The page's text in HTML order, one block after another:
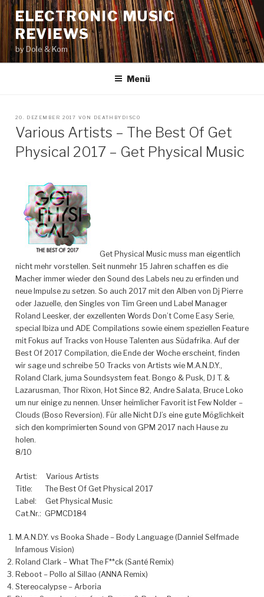
Zum
Inhalt
springen
ELECTRONIC MUSIC
REVIEWS
by Dole & Kom
Menü
VERÖFFENTLICHT
20. DEZEMBER 2017 VON DEATHBYDISCO
Various Artists – The Best Of Get
Physical 2017 – Get Physical Music
Get Physical Music muss man eigentlich
nicht mehr vorstellen. Seit nunmehr 15 Jahren schaffen es die
Macher immer wieder den Sound des Labels neu zu erfinden und
neue Impulse zu setzen. So auch 2017 mit den Alben von Dj Pierre
oder Jazuelle, den Singles von Tim Green und Label Manager
Roland Leesker, der exzellenten Words Don’t Come Easy Serie,
special Ibiza und ADE Compilations sowie einem speziellen Feature
mit Fokus auf Tracks von House Talenten aus Südafrika. Auf der
Best Of 2017 Compilation, die Ende der Woche erscheint, finden
wir sage und schreibe 50 Tracks von Artists wie M.A.N.D.Y.,
Roland Clark, juma Soundsystem feat. Bongo & Pusk, DJ T. &
Lazarusman, Thor Rixon, Hot Since 82, Andre Salata, Bruce Loko
um nur einige zu nennen. Unser heimlicher Favorit ist Few Nolder –
Clouds (Boso Reversion). Für alle Nicht DJ’s eine gute Möglichkeit
sich den komprimierten Sound von GPM 2017 nach Hause zu
holen.
8/10
Artist: Various Artists
Title: The Best Of Get Physical 2017
Label: Get Physical Music
Cat.Nr.: GPMCD184
M.A.N.D.Y. vs Booka Shade – Body Language (Danniel Selfmade
Infamous Vision)
Roland Clark – What The F**ck (Santé Remix)
Reboot – Pollo al Sillao (ANNA Remix)
Stereocalypse – Arboria